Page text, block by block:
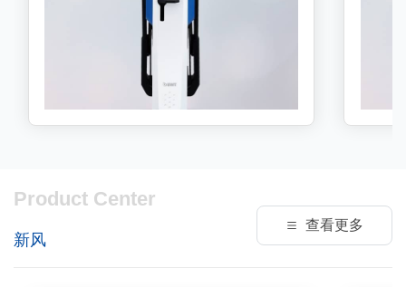
或机洗；. 配有卫生保险管。型号E1E1
管径in3/4''1''过滤孔径μm90-11090-110
工作压力MPa0.2-1.60.2-1.6水批净水流
量m3/h4.24.2水批额定总净水量
材使用周期 ①定期拆洗定期拆洗高x宽x
导价￥66806680产地奥地利奥地利①
碳环
型号
Product Center
新风
查看更多